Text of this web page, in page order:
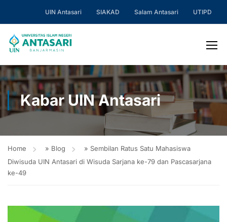
UIN Antasari SIAKAD Salam Antasari UTIPD
Kabar UIN Antasari
Home » Blog » Sembilan Ratus Satu Mahasiswa
Diwisuda UIN Antasari di Wisuda Sarjana ke-79 dan Pascasarjana
ke-49